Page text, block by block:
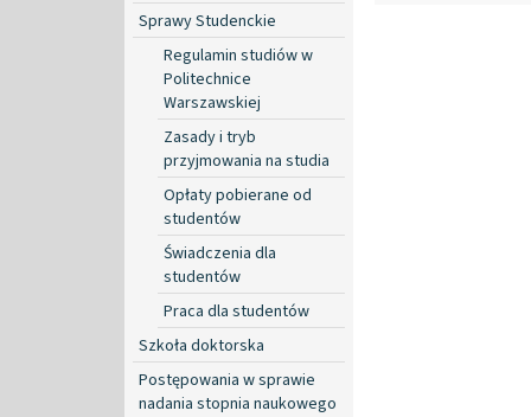
Sprawy Studenckie
Regulamin studiów w
Politechnice
Warszawskiej
Zasady i tryb
przyjmowania na studia
Opłaty pobierane od
studentów
Świadczenia dla
studentów
Praca dla studentów
Szkoła doktorska
Postępowania w sprawie
nadania stopnia naukowego